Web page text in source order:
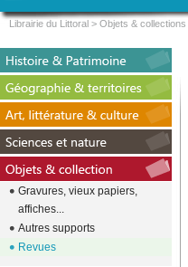
Gravures, vieux papiers,
affiches...
Autres supports
Revues
Librairie du Littoral > Objets & collections